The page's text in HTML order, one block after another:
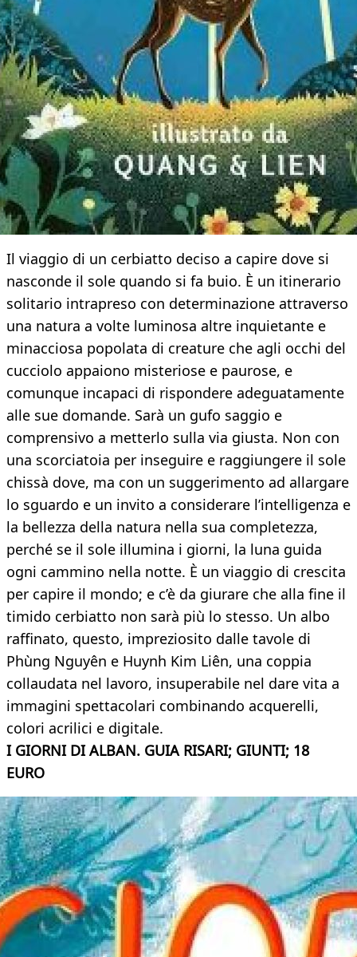
Il viaggio di un cerbiatto deciso a capire dove si
nasconde il sole quando si fa buio. È un itinerario
solitario intrapreso con determinazione attraverso
una natura a volte luminosa altre inquietante e
minacciosa popolata di creature che agli occhi del
cucciolo appaiono misteriose e paurose, e
comunque incapaci di rispondere adeguatamente
alle sue domande. Sarà un gufo saggio e
comprensivo a metterlo sulla via giusta. Non con
una scorciatoia per inseguire e raggiungere il sole
chissà dove, ma con un suggerimento ad allargare
lo sguardo e un invito a considerare l’intelligenza e
la bellezza della natura nella sua completezza,
perché se il sole illumina i giorni, la luna guida
ogni cammino nella notte. È un viaggio di crescita
per capire il mondo; e c’è da giurare che alla fine il
timido cerbiatto non sarà più lo stesso. Un albo
raffinato, questo, impreziosito dalle tavole di
Phùng Nguyên e Huynh Kim Liên, una coppia
collaudata nel lavoro, insuperabile nel dare vita a
immagini spettacolari combinando acquerelli,
colori acrilici e digitale.
I GIORNI DI ALBAN. GUIA RISARI; GIUNTI; 18
EURO